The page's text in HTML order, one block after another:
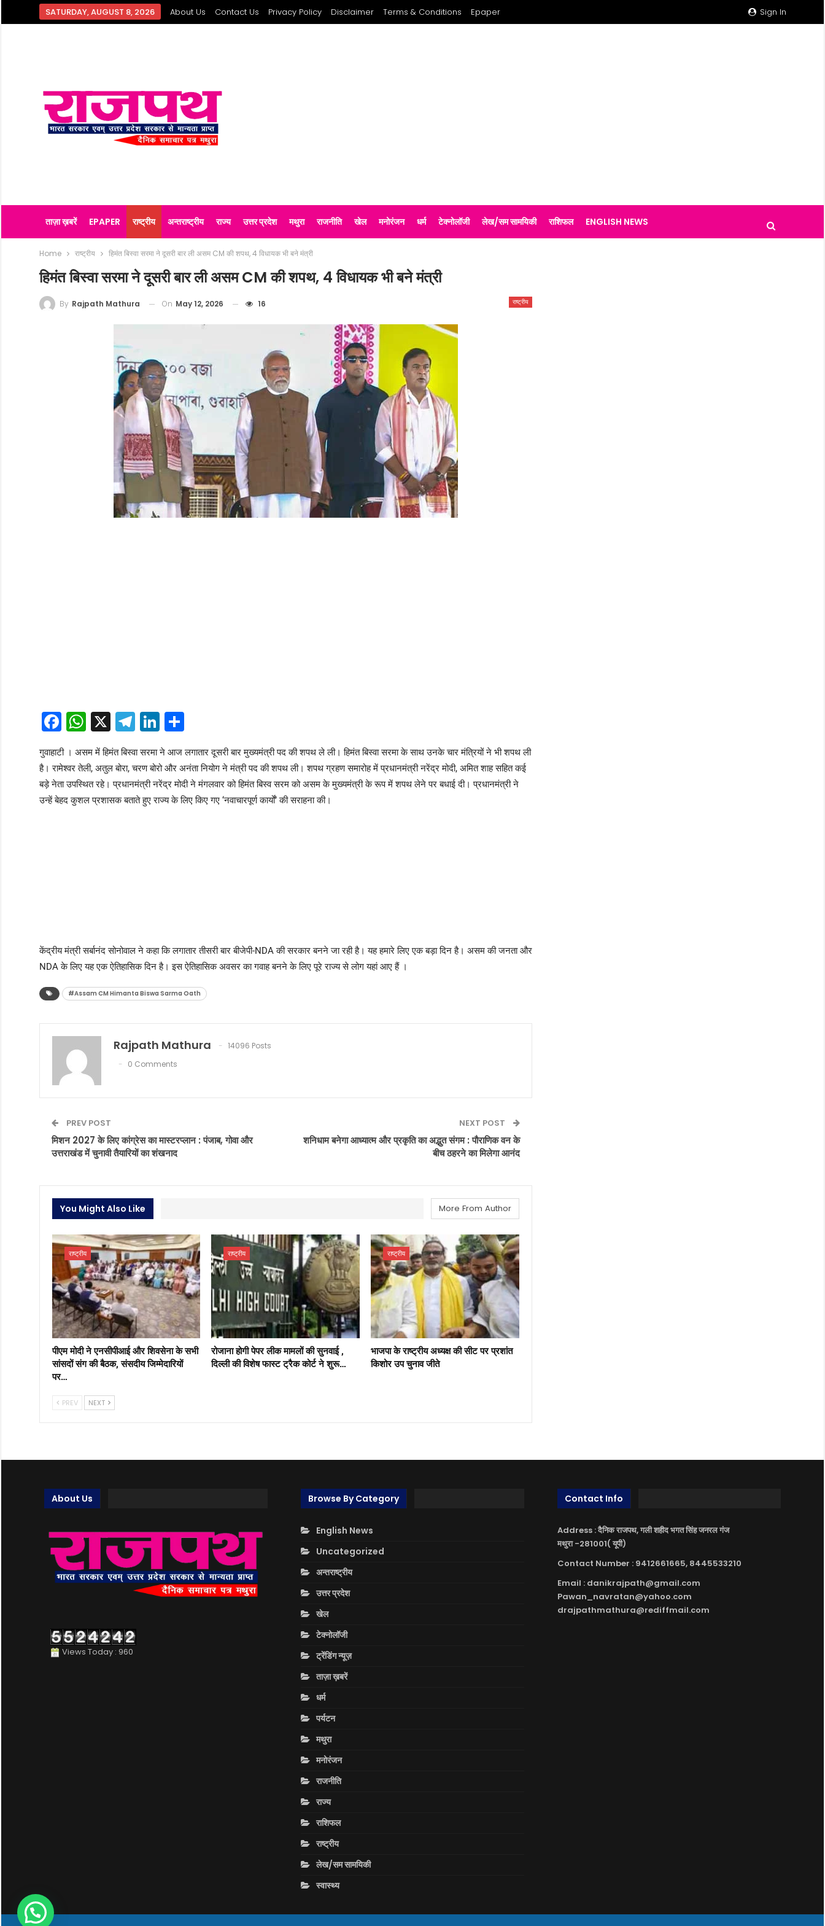
Sign In
SATURDAY, AUGUST 8, 2026 About Us Contact Us Privacy Policy Disclaimer Terms & Conditions Epaper
ताज़ा ख़बरें EPAPER राष्ट्रीय अन्तराष्ट्रीय राज्य उत्तर प्रदेश मथुरा राजनीति खेल मनोरंजन धर्म टेक्नोलॉजी लेख/सम सामयिकी राशिफल ENGLISH NEWS
Home राष्ट्रीय हिमंत बिस्वा सरमा ने दूसरी बार ली असम CM की शपथ, 4 विधायक भी बने मंत्री
हिमंत बिस्वा सरमा ने दूसरी बार ली असम CM की शपथ, 4 विधायक भी बने मंत्री
राष्ट्रीय
By Rajpath Mathura On May 12, 2026 16
Facebook
WhatsApp
X Telegram
LinkedIn
Share
गुवाहाटी । असम में हिमंत बिस्वा सरमा ने आज लगातार दूसरी बार मुख्यमंत्री पद की शपथ ले ली। हिमंत बिस्वा सरमा के साथ उनके चार मंत्रियों ने भी शपथ ली
है। रामेश्वर तेली, अतुल बोरा, चरण बोरो और अनंता नियोग ने मंत्री पद की शपथ ली। शपथ ग्रहण समारोह में प्रधानमंत्री नरेंद्र मोदी, अमित शाह सहित कई
बड़े नेता उपस्थित रहे। प्रधानमंत्री नरेंद्र मोदी ने मंगलवार को हिमंत बिस्व सरम को असम के मुख्यमंत्री के रूप में शपथ लेने पर बधाई दी। प्रधानमंत्री ने
उन्हें बेहद कुशल प्रशासक बताते हुए राज्य के लिए किए गए ‘नवाचारपूर्ण कार्यों’ की सराहना की।
केंद्रीय मंत्री सर्बानंद सोनोवाल ने कहा कि लगातार तीसरी बार बीजेपी-NDA की सरकार बनने जा रही है। यह हमारे लिए एक बड़ा दिन है। असम की जनता और
NDA के लिए यह एक ऐतिहासिक दिन है। इस ऐतिहासिक अवसर का गवाह बनने के लिए पूरे राज्य से लोग यहां आए हैं ।
#Assam CM Himanta Biswa Sarma Oath
Rajpath Mathura
14096 Posts
0 Comments
PREV POST
मिशन 2027 के लिए कांग्रेस का मास्टरप्लान : पंजाब, गोवा और
उत्तराखंड में चुनावी तैयारियों का शंखनाद
NEXT POST
शनिधाम बनेगा आध्यात्म और प्रकृति का अद्भुत संगम : पौराणिक वन के
बीच ठहरने का मिलेगा आनंद
You Might Also Like More From Author
राष्ट्रीय
पीएम मोदी ने एनसीपीआई और शिवसेना के सभी
सांसदों संग की बैठक, संसदीय जिम्मेदारियों
पर…
राष्ट्रीय
रोजाना होगी पेपर लीक मामलों की सुनवाई ,
दिल्ली की विशेष फास्ट ट्रैक कोर्ट ने शुरू…
राष्ट्रीय
भाजपा के राष्ट्रीय अध्यक्ष की सीट पर प्रशांत
किशोर उप चुनाव जीते
PREV NEXT
About Us
Views Today : 960
Browse By Category
English News
Uncategorized
अन्तराष्ट्रीय
उत्तर प्रदेश
खेल
टेक्नोलॉजी
ट्रेंडिंग न्यूज़
ताज़ा ख़बरें
धर्म
पर्यटन
मथुरा
मनोरंजन
राजनीति
राज्य
राशिफल
राष्ट्रीय
लेख/सम सामयिकी
स्वास्थ्य
Contact Info
Address : दैनिक राजपथ, गली शहीद भगत सिंह जनरल गंज
मथुरा -281001( यूपी)
Contact Number : 9412661665, 8445533210
Email : danikrajpath@gmail.com
Pawan_navratan@yahoo.com
drajpathmathura@rediffmail.com